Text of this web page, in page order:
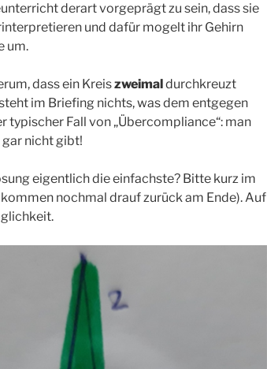
derart vorgeprägt zu sein, dass sie
und dafür mogelt ihr Gehirn
um.
dass ein Kreiszweimal durchkreuzt
im Briefing nichts, was dem entgegen
typischer Fall von „Übercompliance“: man
gar nicht gibt!
eigentlich die einfachste? Bitte kurz im
nochmal drauf zurück am Ende). Auf